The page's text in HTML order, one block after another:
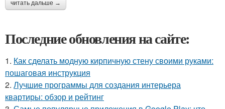
читать дальше →
Последние обновления на сайте:
1. Как сделать модную кирпичную стену своими руками:
пошаговая инструкция
2. Лучшие программы для создания интерьера
квартиры: обзор и рейтинг